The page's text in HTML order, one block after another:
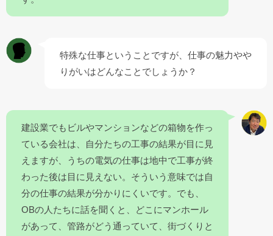
特殊な仕事ということですが、仕事の魅力やや
りがいはどんなことでしょうか？
建設業でもビルやマンションなどの箱物を作っ
ている会社は、自分たちの工事の結果が目に見
えますが、うちの電気の仕事は地中で工事が終
わった後は目に見えない。そういう意味では自
分の仕事の結果が分かりにくいです。でも、
OBの人たちに話を聞くと、どこにマンホール
があって、管路がどう通っていて、街づくりと